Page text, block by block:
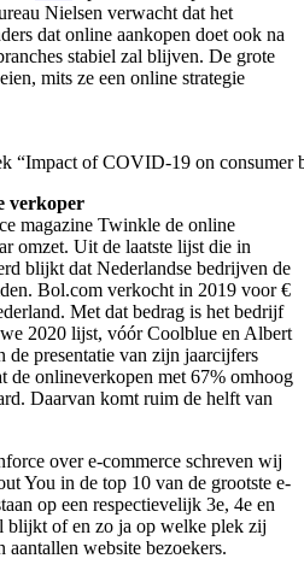
Nielsen verwacht dat het
dat online aankopen doet ook na
stabiel zal blijven. De grote
mits ze een online strategie
“Impact of COVID-19 on consumer
verkoper
magazine Twinkle de online
omzet. Uit de laatste lijst die in
blijkt dat Nederlandse bedrijven de
Bol.com verkocht in 2019 voor €
Met dat bedrag is het bedrijf
2020 lijst, vóór Coolblue en Albert
presentatie van zijn jaarcijfers
de onlineverkopen met 67% omhoog
Daarvan komt ruim de helft van
over e-commerce schreven wij
You in de top 10 van de grootste e-
op een respectievelijk 3e, 4e en
blijkt of en zo ja op welke plek zij
aantallen website bezoekers.